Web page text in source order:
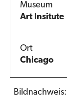
Museum
Art Insitute
Ort
Chicago